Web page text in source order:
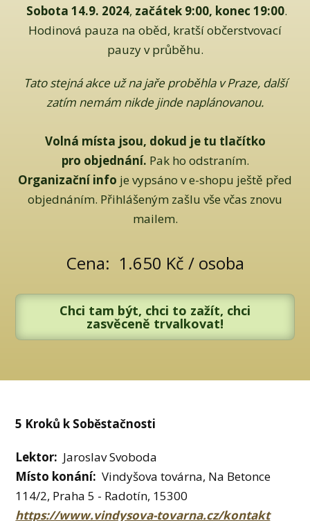
Sobota 14.9. 2024, začátek 9:00, konec 19:00.
Hodinová pauza na oběd, kratší občerstvovací
pauzy v průběhu.
Tato stejná akce už na jaře proběhla v Praze, další
zatím nemám nikde jinde naplánovanou.
Volná místa jsou, dokud je tu tlačítko
pro objednání. Pak ho odstraním.
Organizační info je vypsáno v e-shopu ještě před
objednáním. Přihlášeným zašlu vše včas znovu
mailem.
Cena: 1.650 Kč / osoba
Chci tam být, chci to zažít, chci
zasvěceně trvalkovat!
5 Kroků k Soběstačnosti
Lektor: Jaroslav Svoboda
Místo konání: Vindyšova továrna, Na Betonce
114/2, Praha 5 - Radotín, 15300
https://www.vindysova-tovarna.cz/kontakt